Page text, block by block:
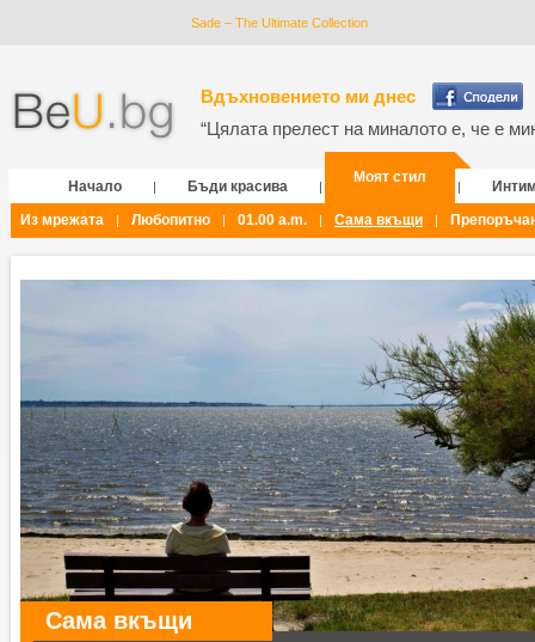
Sade – The Ultimate Collection
Вдъхновението ми днес
“Цялата прелест на миналото е, че е
Начало | Бъди красива |
Моят стил
|
Из мрежата
| Любопитно | 01.00 a.m. | Сама вкъщи |
Сама вкъщи